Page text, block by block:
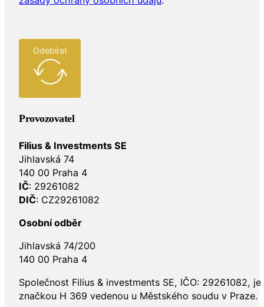
Odebírat
Provozovatel
Filius & Investments SE
Jihlavská 74
140 00 Praha 4
IČ: 29261082
DIČ: CZ29261082
Osobní odběr
Jihlavská 74/200
140 00 Praha 4
Společnost Filius & investments SE, IČO: 29261082,
značkou H 369 vedenou u Městského soudu v Praze.